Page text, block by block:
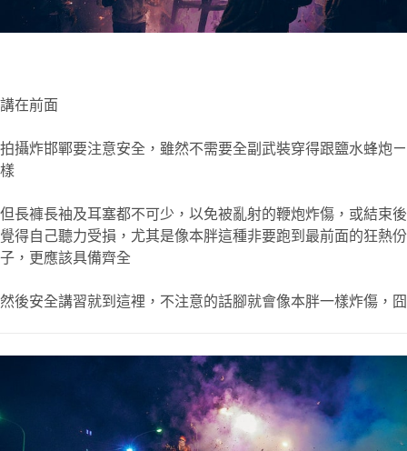
講在前面
拍攝炸邯鄲要注意安全，雖然不需要全副武裝穿得跟鹽水蜂炮ㄧ
樣
但長褲長袖及耳塞都不可少，以免被亂射的鞭炮炸傷，或結束後
覺得自己聽力受損，尤其是像本胖這種非要跑到最前面的狂熱份
子，更應該具備齊全
然後安全講習就到這裡，不注意的話腳就會像本胖一樣炸傷，囧